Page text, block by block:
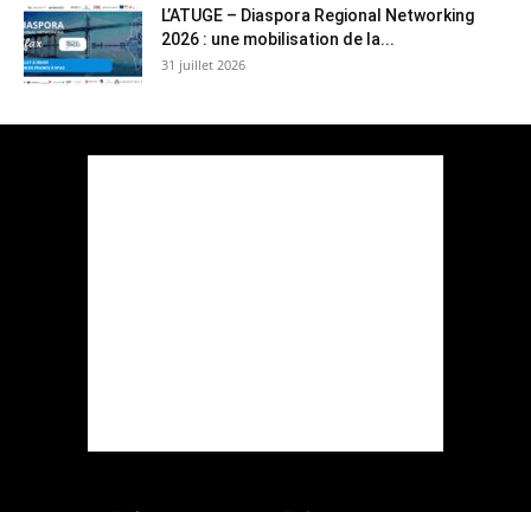
L’ATUGE – Diaspora Regional Networking
2026 : une mobilisation de la...
31 juillet 2026